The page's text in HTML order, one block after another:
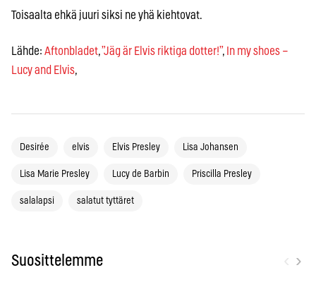
Toisaalta ehkä juuri siksi ne yhä kiehtovat.
Lähde: Aftonbladet,”Jäg är Elvis riktiga dotter!”, In my shoes –
Lucy and Elvis,
Desirée elvis Elvis Presley Lisa Johansen
Lisa Marie Presley Lucy de Barbin Priscilla Presley
salalapsi salatut tyttäret
Suosittelemme ›